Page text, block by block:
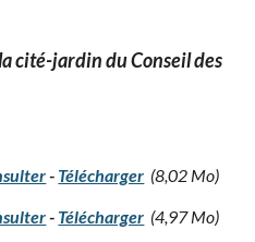
cité-jardin du Conseil des
- Télécharger (8,02 Mo)
- Télécharger (4,97 Mo)